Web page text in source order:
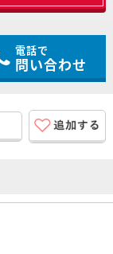
電話で
問い合わせ